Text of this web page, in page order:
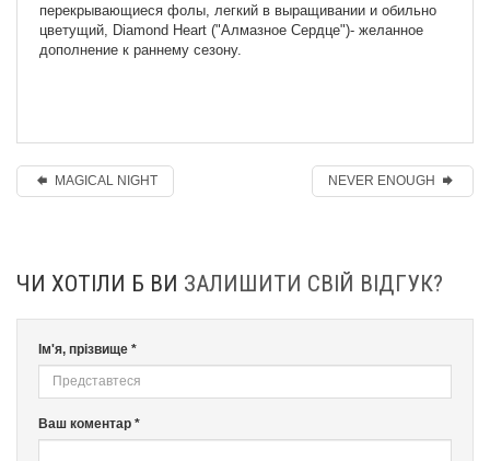
перекрывающиеся фолы, легкий в выращивании и обильно
цветущий, Diamond Heart ("Алмазное Сердце")- желанное
дополнение к раннему сезону.
MAGICAL NIGHT NEVER ENOUGH
ЧИ ХОТІЛИ Б ВИ ЗАЛИШИТИ СВІЙ ВІДГУК?
Ім'я, прізвище *
Ваш коментар *